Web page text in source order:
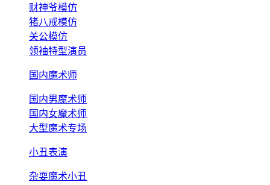
财神爷模仿
猪八戒模仿
关公模仿
领袖特型演员
国内魔术师
国内男魔术师
国内女魔术师
大型魔术专场
小丑表演
杂耍魔术小丑